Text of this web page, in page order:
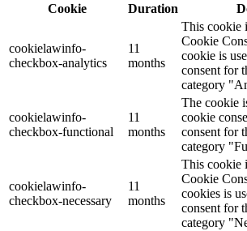
Cookie
Duration
cookielawinfo-
checkbox-analytics
11
months
This cookie
Cookie
cookie is
consent for
category
cookielawinfo-
checkbox-functional
11
months
The cookie
cookie
consent for
category
cookielawinfo-
checkbox-necessary
11
months
This cookie
Cookie
cookies is
consent for
category